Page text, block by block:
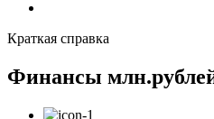
Краткая справка
Финансы